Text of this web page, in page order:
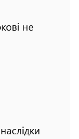
не